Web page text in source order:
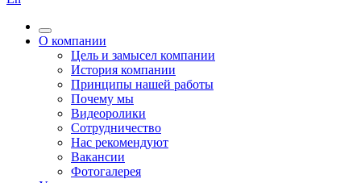
О компании
Цель и замысел компании
История компании
Принципы нашей работы
Почему мы
Видеоролики
Сотрудничество
Нас рекомендуют
Вакансии
Фотогалерея